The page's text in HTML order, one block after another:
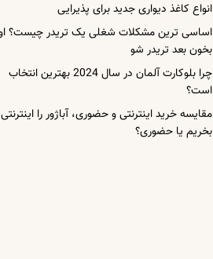
انواع کاغذ دیواری جدید برای پذیرایی
اساسی ترین مشکلات شغلی یک تریدر چیست؟
بخون بعد تریدر شو
چرا بلوکارت آلمان در سال 2024 بهترین انتخاب
است؟
مقایسه خرید اینترنتی و حضوری، آباژور را اینترنتی
بخریم یا حضوری؟